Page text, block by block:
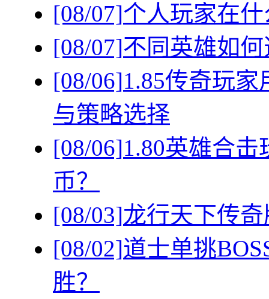
[08/07]个人玩家在
[08/07]不同英雄如
[08/06]1.85传奇玩
与策略选择
[08/06]1.80英雄合
币？
[08/03]龙行天下传
[08/02]道士单挑
胜？